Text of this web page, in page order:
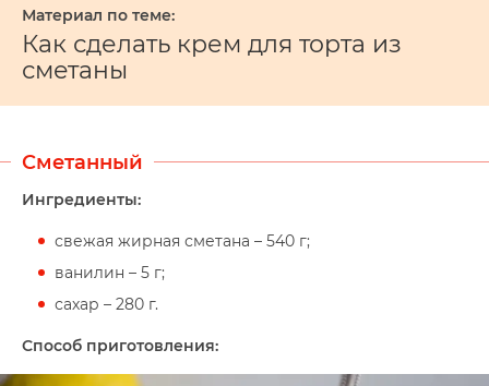
Как сделать крем для торта из
сметаны
Сметанный
Ингредиенты:
свежая жирная сметана – 540 г;
ванилин – 5 г;
сахар – 280 г.
Способ приготовления: